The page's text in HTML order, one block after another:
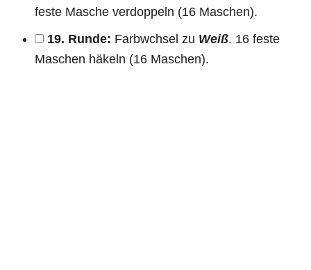
feste Masche verdoppeln (16 Maschen).
19. Runde: Farbwchsel zu Weiß. 16 feste
Maschen häkeln (16 Maschen).